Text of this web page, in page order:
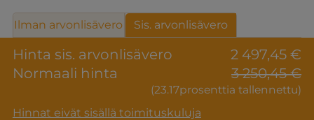
Hinta sis. arvonlisävero
2 497,45 €
Normaali hinta
3 250,45 €
(23.17prosenttia tallennettu)
Hinnat eivät sisällä toimituskuluja
Ilman arvonlisävero Sis. arvonlisävero